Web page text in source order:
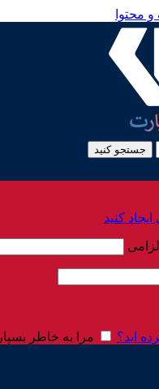
محتوا
جستجو کنید
کنید
الزامی
اید؟ مرا به خاطر بسپار